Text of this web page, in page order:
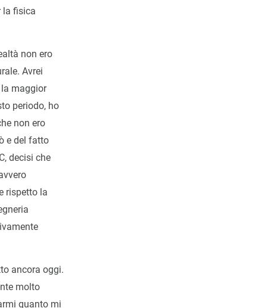
la fisica
non ero
Avrei
maggior
periodo, ho
non ero
e del fatto
decisi che
rispetto la
ancora oggi.
molto
quanto mi